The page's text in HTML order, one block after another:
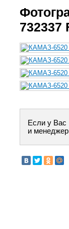
732337
Если у Вас
и